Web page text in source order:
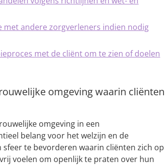
andere zorgverleners indien nodig
met de cliënt om te zien of doelen
omgeving waarin cliënten
omgeving in een
belang voor het welzijn en de
te bevorderen waarin cliënten zich op
voelen om openlijk te praten over hun